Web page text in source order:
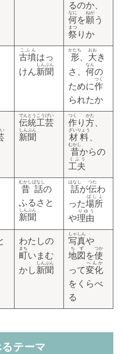
るのか、
何
なに
を願
ねが
う
祭
まつ
りか
古墳
こふん
はっ
けん新聞
しんぶん
形
かたち
、 大
おお
き
さ、 何
なん
の
ために作
つく
られたか
伝統工芸
でんとうこうげい
新聞
しんぶん
作
つく
り 方
かた
、
材料
ざいりょう
、
昔
むかし
からの
工夫
くふう
昔話
むかしばなし
の
ふるさと
新聞
しんぶん
話
はなし
が伝
つた
わ
った場所
ばしょ
や理由
りゆう
わたしの
町
まち
いまむ
かし 新聞
しんぶん
写真
しゃしん
や
地図
ちず
を使
つか
って変化
へんか
をくらべ
る
テーマ